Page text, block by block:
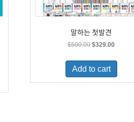
말하는 첫발견
$500.00Original
was:
$500.00.
$329.00Current
is:
Add to cart